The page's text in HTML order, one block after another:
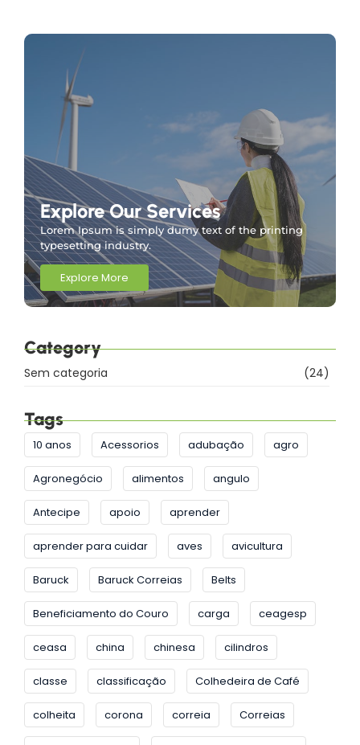
Explore Our Services
Lorem Ipsum is simply dumy text of the printing
typesetting industry.
Explore More
Category
Sem categoria (24)
Tags
10 anos Acessorios adubação agro
Agronegócio alimentos angulo
Antecipe apoio aprender
aprender para cuidar aves avicultura
Baruck Baruck Correias Belts
Beneficiamento do Couro carga ceagesp
ceasa china chinesa cilindros
classe classificação Colhedeira de Café
colheita corona correia Correias